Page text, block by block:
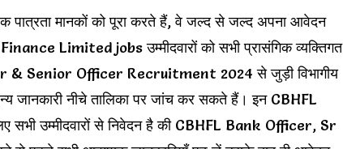
पात्रता मानकों को पूरा करते हैं, वे जल्द से जल्द अपना आवेदन
Limited jobs उम्मीदवारों को सभी प्रासंगिक व्यक्तिगत
& Senior Officer Recruitment 2024 से जुड़ी विभागीय
जानकारी नीचे तालिका पर जांच कर सकते हैं। इन CBHFL
उम्मीदवारों से निवेदन है की CBHFL Bank Officer, Sr